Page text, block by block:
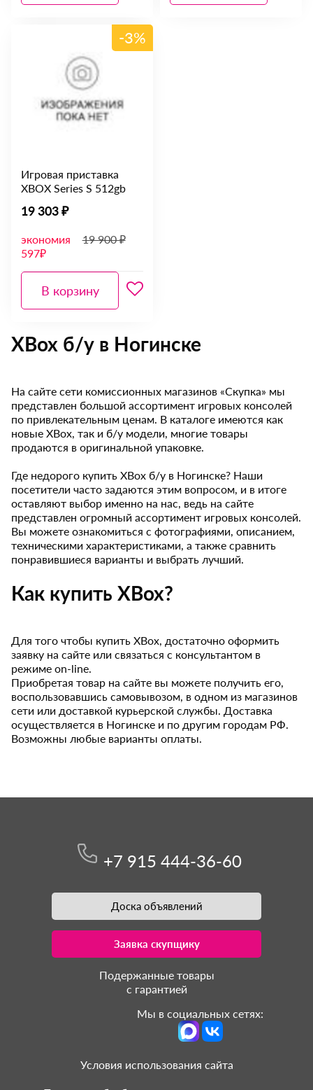
-3%
Игровая приставка
XBOX Series S 512gb
19 303 ₽
экономия
597₽
19 900 ₽
В корзину
XBox б/у в Ногинске
На сайте сети комиссионных магазинов «Скупка» мы
представлен большой ассортимент игровых консолей
по привлекательным ценам. В каталоге имеются как
новые XBox, так и б/у модели, многие товары
продаются в оригинальной упаковке.
Где недорого купить XBox б/у в Ногинске? Наши
посетители часто задаются этим вопросом, и в итоге
оставляют выбор именно на нас, ведь на сайте
представлен огромный ассортимент игровых консолей.
Вы можете ознакомиться с фотографиями, описанием,
техническими характеристиками, а также сравнить
понравившиеся варианты и выбрать лучший.
Как купить XBox?
Для того чтобы купить XBox, достаточно оформить
заявку на сайте или связаться с консультантом в
режиме on-line.
Приобретая товар на сайте вы можете получить его,
воспользовавшись самовывозом, в одном из магазинов
сети или доставкой курьерской службы. Доставка
осуществляется в Ногинске и по другим городам РФ.
Возможны любые варианты оплаты.
+7 915 444-36-60
Доска объявлений
Заявка скупщику
Подержанные товары
с гарантией
Мы в социальных сетях:
Условия использования сайта